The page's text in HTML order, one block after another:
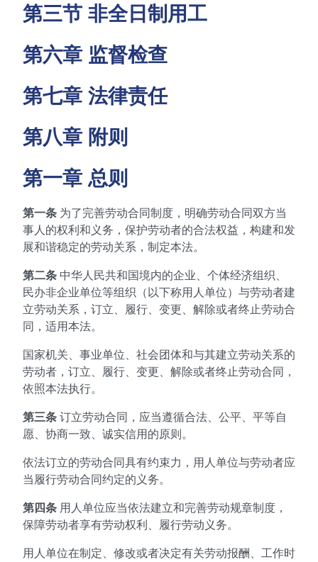
第三节 非全日制用工
第六章 监督检查
第七章 法律责任
第八章 附则
第一章 总则
第一条 为了完善劳动合同制度，明确劳动合同双方当
事人的权利和义务，保护劳动者的合法权益，构建和发
展和谐稳定的劳动关系，制定本法。
第二条 中华人民共和国境内的企业、个体经济组织、
民办非企业单位等组织（以下称用人单位）与劳动者建
立劳动关系，订立、履行、变更、解除或者终止劳动合
同，适用本法。
国家机关、事业单位、社会团体和与其建立劳动关系的
劳动者，订立、履行、变更、解除或者终止劳动合同，
依照本法执行。
第三条 订立劳动合同，应当遵循合法、公平、平等自
愿、协商一致、诚实信用的原则。
依法订立的劳动合同具有约束力，用人单位与劳动者应
当履行劳动合同约定的义务。
第四条 用人单位应当依法建立和完善劳动规章制度，
保障劳动者享有劳动权利、履行劳动义务。
用人单位在制定、修改或者决定有关劳动报酬、工作时